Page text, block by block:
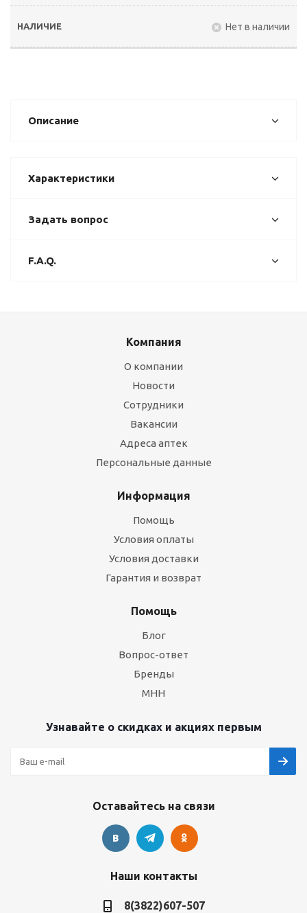
Нет в наличии
Описание
Характеристики
Задать вопрос
F.A.Q.
Компания
О компании
Новости
Сотрудники
Вакансии
Адреса аптек
Персональные данные
Информация
Помощь
Условия оплаты
Условия доставки
Гарантия и возврат
Помощь
Блог
Вопрос-ответ
Бренды
МНН
Узнавайте о скидках и акциях первым
Оставайтесь на связи
Наши контакты
8(3822)607-507